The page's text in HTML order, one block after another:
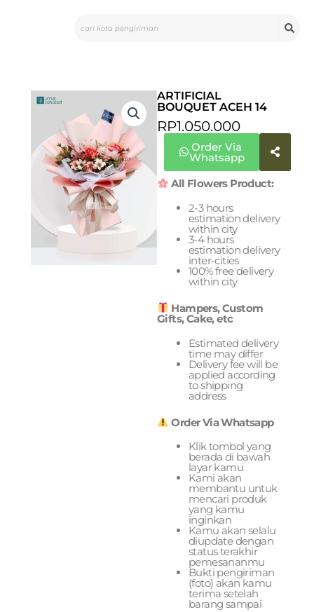
ARTIFICIAL
BOUQUET ACEH 14
RP1.050.000
Order Via
Whatsapp
All Flowers Product:
2-3 hours
estimation delivery
within city
3-4 hours
estimation delivery
inter-cities
100% free delivery
within city
Hampers, Custom
Gifts, Cake, etc
Estimated delivery
time may differ
Delivery fee will be
applied according
to shipping
address
Order Via Whatsapp
Klik tombol yang
berada di bawah
layar kamu
Kami akan
membantu untuk
mencari produk
yang kamu
inginkan
Kamu akan selalu
diupdate dengan
status terakhir
pemesananmu
Bukti pengiriman
(foto) akan kamu
terima setelah
barang sampai